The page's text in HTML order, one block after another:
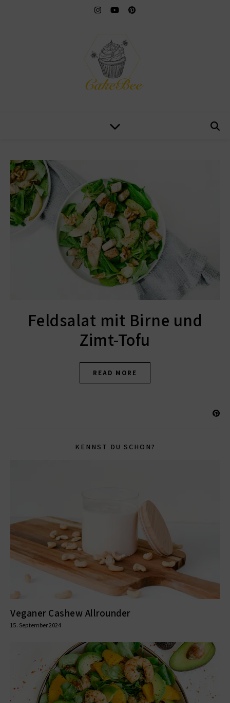
Feldsalat mit Birne und
Zimt-Tofu
READ MORE
KENNST DU SCHON?
Veganer Cashew Allrounder
15. September 2024